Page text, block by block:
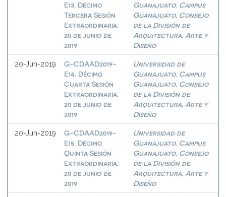
E13. Décimo
Tercera Sesión
Extraordinaria,
20 de junio de
2019
Guanajuato. Campus
Guanajuato. Consejo
de la División de
Arquitectura, Arte y
Diseño
20-Jun-2019
G-CDAAD2019-
E14. Décimo
Cuarta Sesión
Extraordinaria,
20 de junio de
2019
Universidad de
Guanajuato. Campus
Guanajuato. Consejo
de la División de
Arquitectura, Arte y
Diseño
20-Jun-2019
G-CDAAD2019-
E15. Décimo
Quinta Sesión
Extraordinaria,
20 de junio de
2019
Universidad de
Guanajuato. Campus
Guanajuato. Consejo
de la División de
Arquitectura, Arte y
Diseño